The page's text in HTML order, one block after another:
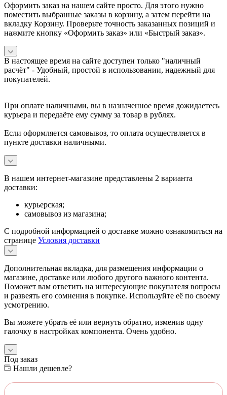
Оформить заказ на нашем сайте просто. Для этого нужно
поместить выбранные заказы в корзину, а затем перейти на
вкладку Корзину. Проверьте точность заказанных позиций и
нажмите кнопку «Оформить заказ» или «Быстрый заказ».
В настоящее время на сайте доступен только "наличный
расчёт" - Удобный, простой в использовании, надежный для
покупателей.
При оплате наличными, вы в назначенное время дожидаетесь
курьера и передаёте ему сумму за товар в рублях.
Если оформляется самовывоз, то оплата осуществляется в
пункте доставки наличными.
В нашем интернет-магазине представлены 2 варианта
доставки:
курьерская;
самовывоз из магазина;
С подробной информацией о доставке можно ознакомиться на
странице Условия доставки
Дополнительная вкладка, для размещения информации о
магазине, доставке или любого другого важного контента.
Поможет вам ответить на интересующие покупателя вопросы
и развеять его сомнения в покупке. Используйте её по своему
усмотрению.
Вы можете убрать её или вернуть обратно, изменив одну
галочку в настройках компонента. Очень удобно.
Под заказ
Нашли дешевле?